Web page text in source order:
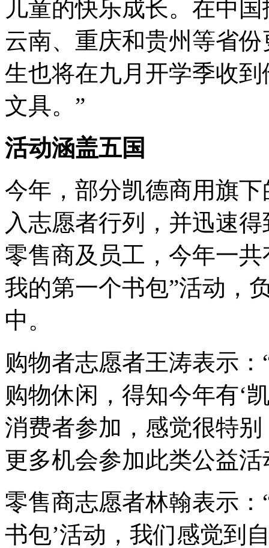
儿童的快乐成长。在中
云南、重庆和贵州等省
生也将在九月开学季收
文具。”
活动涵盖五国
今年，部分凯德商用旗
入志愿者行列，并迅速
零售商及员工，今年一共
我的第一个书包”活动，
中。
购物者志愿者王涛表示
购物休闲，得知今年有‘
消费者参加，感觉很特
更多机会参加此类公益
零售商志愿者林翰表示：
书包’活动，我们感觉到